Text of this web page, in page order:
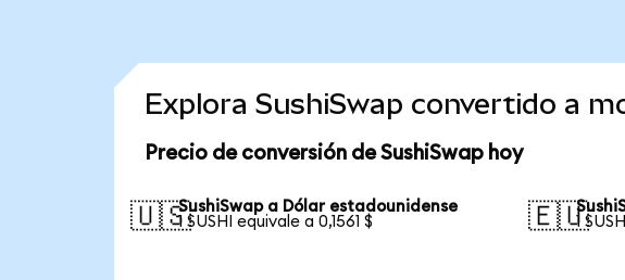
Explora SushiSwap convertido a
Precio de conversión de SushiSwap hoy
🇺🇸SushiSwap a Dólar estadounidense
1 SUSHI equivale a 0,1561 $
🇪🇺
1